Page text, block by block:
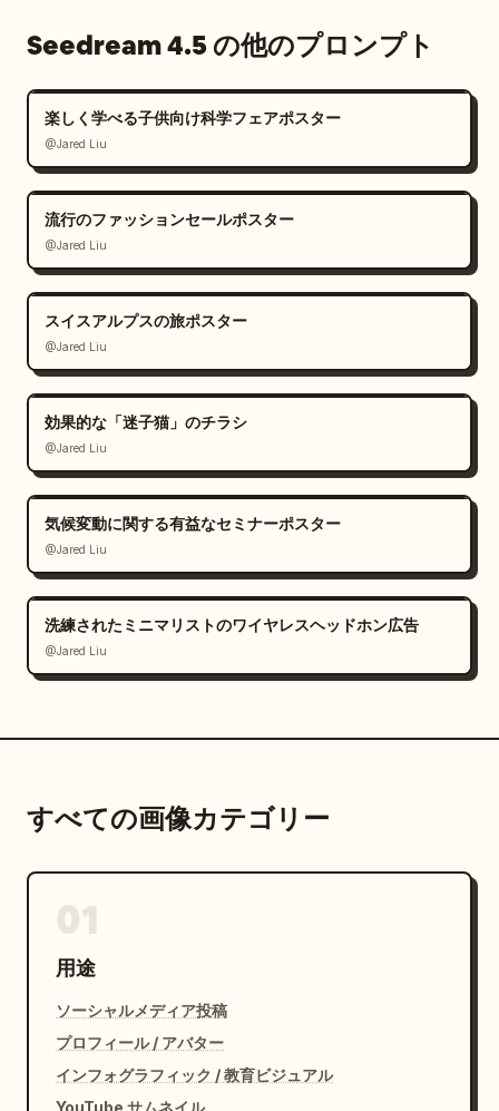
Seedream 4.5 の他のプロンプト
楽しく学べる子供向け科学フェアポスター
@Jared Liu
流行のファッションセールポスター
@Jared Liu
スイスアルプスの旅ポスター
@Jared Liu
効果的な「迷子猫」のチラシ
@Jared Liu
気候変動に関する有益なセミナーポスター
@Jared Liu
洗練されたミニマリストのワイヤレスヘッドホン広告
@Jared Liu
すべての画像カテゴリー
用途
ソーシャルメディア投稿
プロフィール / アバター
インフォグラフィック / 教育ビジュアル
YouTube サムネイル